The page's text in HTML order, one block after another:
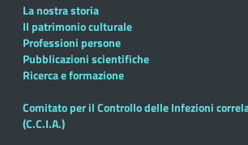
La nostra storia
Il patrimonio culturale
Professioni persone
Pubblicazioni scientifiche
Ricerca e formazione
Comitato per il Controllo delle Infezioni
(C.C.I.A.)